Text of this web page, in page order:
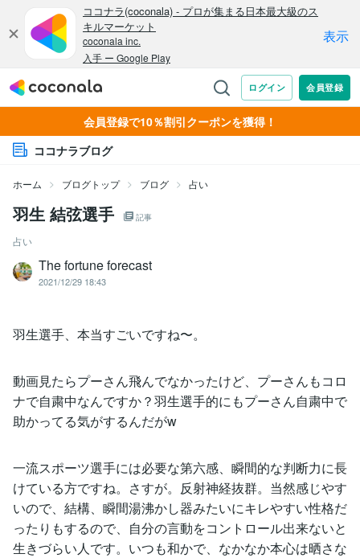
会員登録で10％割引クーポンを獲得！
ココナラブログ
ホーム ブログトップ ブログ 占い
羽生 結弦選手 記事
占い
The fortune forecast
2021/12/29 18:43
羽生選手、本当すごいですね〜。
動画見たらプーさん飛んでなかったけど、プーさんもコロ
ナで自粛中なんですか？羽生選手的にもプーさん自粛中で
助かってる気がするんだがw
一流スポーツ選手には必要な第六感、瞬間的な判断力に長
けている方ですね。さすが。反射神経抜群。当然感じやす
いので、結構、瞬間湯沸かし器みたいにキレやすい性格だ
ったりもするので、自分の言動をコントロール出来ないと
生きづらい人です。いつも和かで、なかなか本心は晒さな